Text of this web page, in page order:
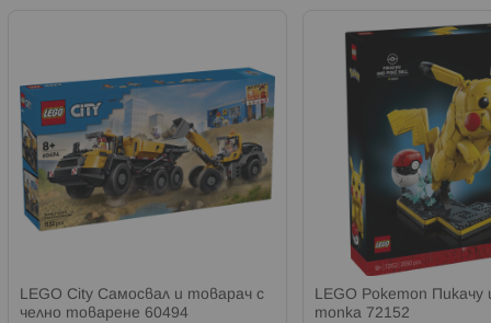
LEGO City Самосвал и товарач с
челно товарене 60494
LEGO Pokemon Пикачу
топка 72152